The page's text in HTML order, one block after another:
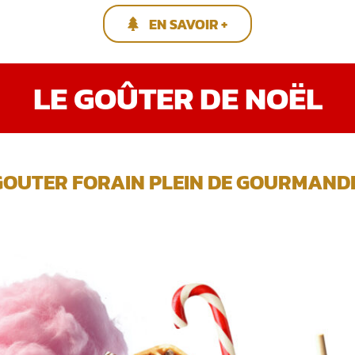
EN SAVOIR +
LE GOÛTER DE NOËL
FORAIN PLEIN DE